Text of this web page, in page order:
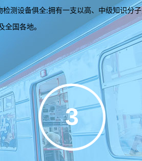
检测设备俱全;拥有一支以高、中级知识分
国各地。
3